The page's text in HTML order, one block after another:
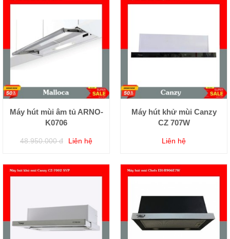
Máy hút mùi âm tủ ARNO-
K0706
48.950.000 đ Liên hệ
Máy hút khử mùi Canzy
CZ 707W
Liên hệ